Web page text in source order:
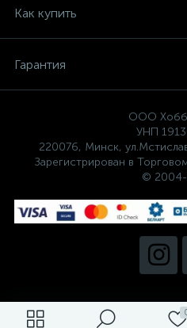
Как купить
Гарантия
ООО
УНП
220076, Минск,
Зарегистрирован в
©